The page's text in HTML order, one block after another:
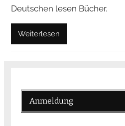
Deutschen lesen Bücher.
Weiterlesen
Anmeldung